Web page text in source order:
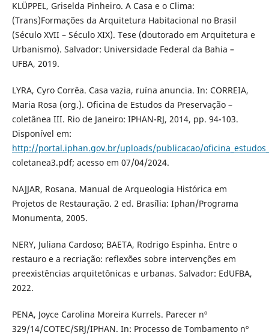
KLÜPPEL, Griselda Pinheiro. A Casa e o Clima:
(Trans)Formações da Arquitetura Habitacional no Brasil
(Século XVII – Século XIX). Tese (doutorado em Arquitetura e
Urbanismo). Salvador: Universidade Federal da Bahia –
UFBA, 2019.
LYRA, Cyro Corrêa. Casa vazia, ruína anuncia. In: CORREIA,
Maria Rosa (org.). Oficina de Estudos da Preservação –
coletânea III. Rio de Janeiro: IPHAN-RJ, 2014, pp. 94-103.
Disponível em:
http://portal.iphan.gov.br/uploads/publicacao/
coletanea3.pdf; acesso em 07/04/2024.
NAJJAR, Rosana. Manual de Arqueologia Histórica em
Projetos de Restauração. 2 ed. Brasília: Iphan/Programa
Monumenta, 2005.
NERY, Juliana Cardoso; BAETA, Rodrigo Espinha. Entre o
restauro e a recriação: reflexões sobre intervenções em
preexistências arquitetônicas e urbanas. Salvador: EdUFBA,
2022.
PENA, Joyce Carolina Moreira Kurrels. Parecer nº
329/14/COTEC/SRJ/IPHAN. In: Processo de Tombamento nº